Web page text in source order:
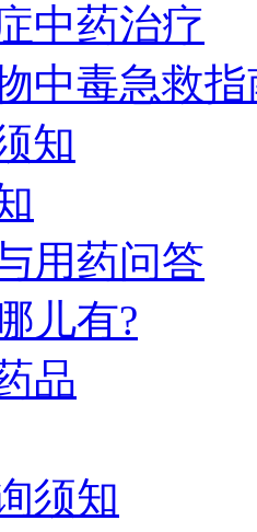
中药治疗
中毒急救指
知
用药问答
儿有?
品
须知